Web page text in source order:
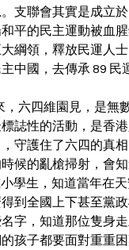
支聯會其實是成立
平的民主運動被血
綱領，釋放民運人
中國，去傳承 89 民
，六四維園見，是無
誌性的活動，是香
守護住了六四的真
時候的亂槍掃射，會
小學生，知道當年在
到全國上下甚至黨
字，知道那位隻身
孩子都要面對重重困